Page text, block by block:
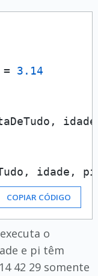
= 3.14
idade,
COPIAR CÓDIGO
o
e pi têm
42 29 somente